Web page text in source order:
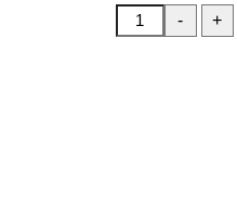
-
Количество
товара
+